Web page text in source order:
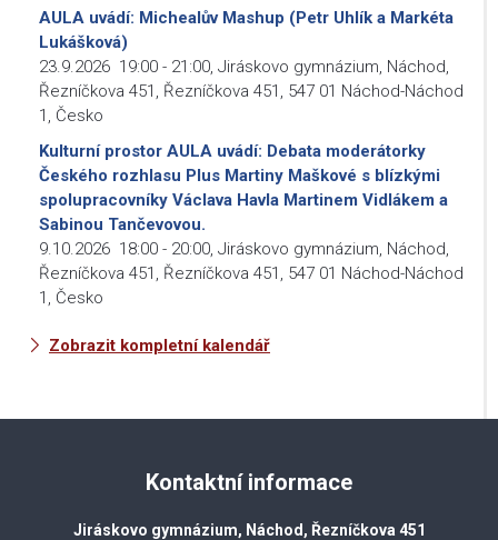
AULA uvádí: Michealův Mashup (Petr Uhlík a Markéta
Lukášková)
23.9.2026 19:00 - 21:00 Jiráskovo gymnázium, Náchod,
Řezníčkova 451, Řezníčkova 451, 547 01 Náchod-Náchod
1, Česko
Kulturní prostor AULA uvádí: Debata moderátorky
Českého rozhlasu Plus Martiny Maškové s blízkými
spolupracovníky Václava Havla Martinem Vidlákem a
Sabinou Tančevovou.
9.10.2026 18:00 - 20:00 Jiráskovo gymnázium, Náchod,
Řezníčkova 451, Řezníčkova 451, 547 01 Náchod-Náchod
1, Česko
Zobrazit kompletní kalendář
Kontaktní informace
Jiráskovo gymnázium, Náchod, Řezníčkova 451